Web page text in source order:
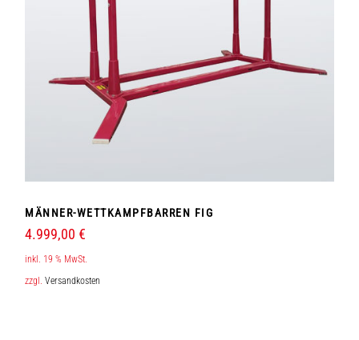
MÄNNER-WETTKAMPFBARREN FIG
4.999,00 €
inkl. 19 % MwSt.
zzgl.Versandkosten